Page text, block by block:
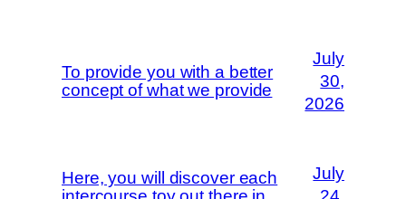
To provide you with a better
concept of what we provide
July
30,
2026
Here, you will discover each
July